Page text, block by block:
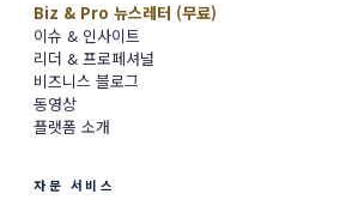
Biz & Pro 뉴스레터 (무료)
이슈 & 인사이트
리더 & 프로페셔널
비즈니스 블로그
동영상
플랫폼 소개
자문 서비스